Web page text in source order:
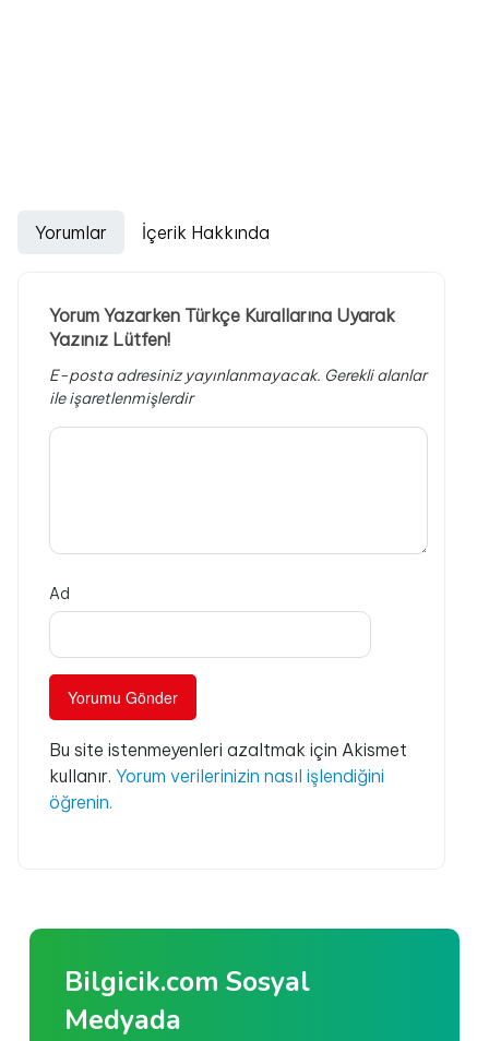
Yorumlar İçerik Hakkında
Yorum Yazarken Türkçe Kurallarına Uyarak
Yazınız Lütfen!
E-posta adresiniz yayınlanmayacak. Gerekli alanlar
ile işaretlenmişlerdir
Ad
Bu site istenmeyenleri azaltmak için Akismet
kullanır. Yorum verilerinizin nasıl işlendiğini
öğrenin.
Bilgicik.com Sosyal
Medyada